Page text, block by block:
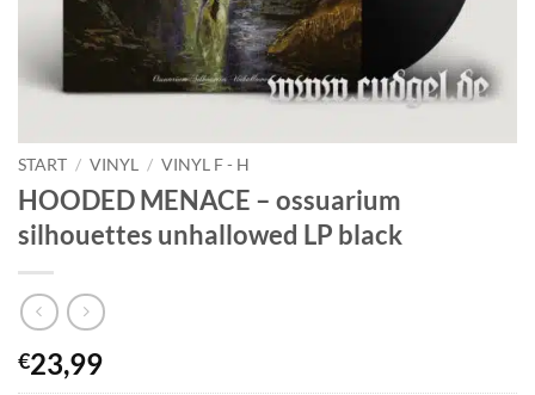
START / VINYL / VINYL F - H
HOODED MENACE – ossuarium
silhouettes unhallowed LP black
€23,99